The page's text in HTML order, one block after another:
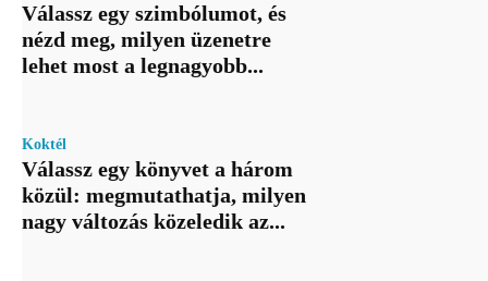
Válassz egy szimbólumot, és
nézd meg, milyen üzenetre
lehet most a legnagyobb...
Koktél
Válassz egy könyvet a három
közül: megmutathatja, milyen
nagy változás közeledik az...